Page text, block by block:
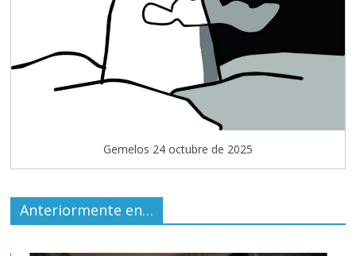
Gemelos 24 octubre de 2025
Anteriormente en…